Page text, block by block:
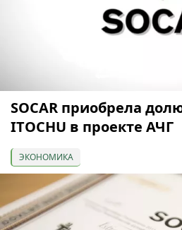
SOCAR приобрела
ITOCHU в проекте АЧГ
ЭКОНОМИКА